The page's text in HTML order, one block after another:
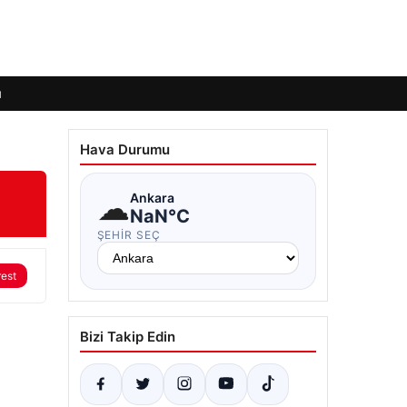
Hava Durumu
☁Ankara
NaN°C
ŞEHIR SEÇ
Bizi Takip Edin